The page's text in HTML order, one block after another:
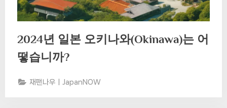
2024년 일본 오키나와(Okinawa)는 어
떻습니까?
재팬나우ㅣJapanNOW